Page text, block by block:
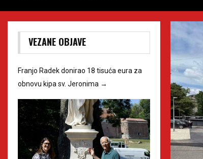
VEZANE OBJAVE
Franjo Radek donirao 18 tisuća eura za
obnovu kipa sv. Jeronima →